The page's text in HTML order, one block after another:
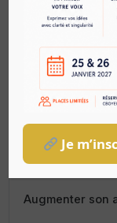
L’expérience
Mettre en
advocacy »
reseaux
Savoir raconter
Augmenter son
Je